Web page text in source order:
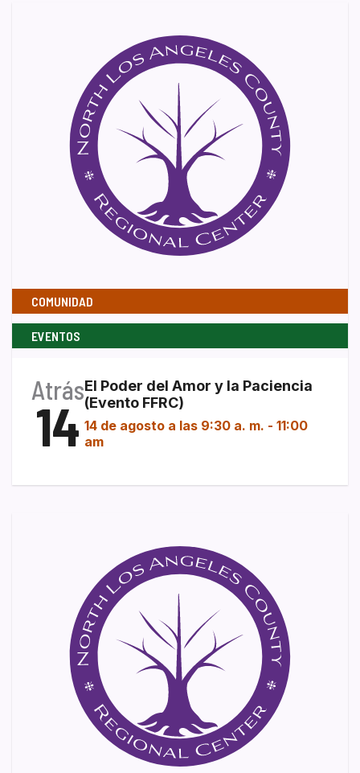
COMUNIDAD
EVENTOS
Atrás
14
El Poder del Amor y la Paciencia
(Evento FFRC)
14 de agosto a las 9:30 a. m. - 11:00
am